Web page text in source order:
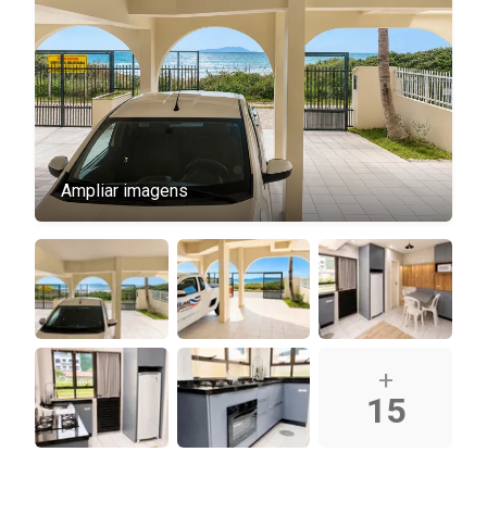
Ampliar imagens
+
15